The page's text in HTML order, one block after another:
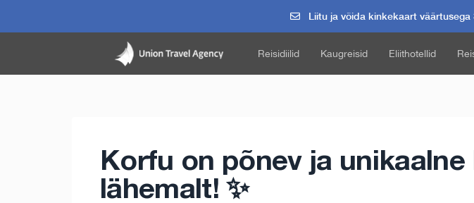
Liitu ja võida kinkekaart väärtusega
Reisidiilid Kaugreisid Eliithotellid
Korfu on põnev ja
lähemalt! ✨